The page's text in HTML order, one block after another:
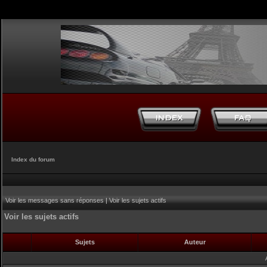
Index du forum
Voir les messages sans réponses|Voir les sujets actifs
Voir les sujets actifs
Sujets Auteur